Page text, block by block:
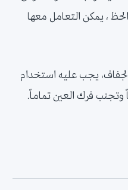
، يمكن التعامل معها
الجفاف، يجب عليه استخدام
وتجنب فرك العين تماماً.